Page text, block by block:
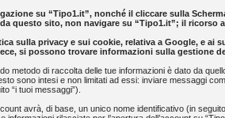
su “Tipo1.it”, nonché il cliccare sulla
questo sito, non navigare su “Tipo1.it”; il ricorso
sulla privacy e sui cookie, relativa a Google, e ai
si possono trovare informazioni sulla gestione
metodo di raccolta delle tue informazioni è dato da
sono intesi e non limitati ad essi: inviare messaggi
“i tuoi messaggi”).
avrà, di base, un unico nome identificativo (in